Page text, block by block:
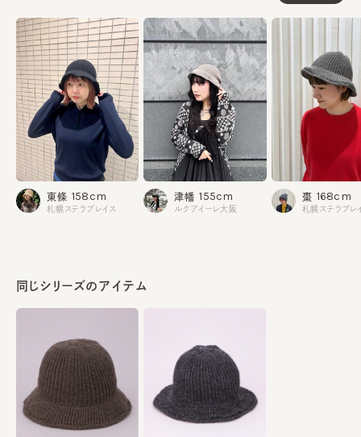
生産国 made in JAPAN
同じシリーズのアイテム
東條 158cm
札幌ステラプレイス
津幡 155cm
ルクアイーレ大阪
棗 168cm
札幌ステラプレ